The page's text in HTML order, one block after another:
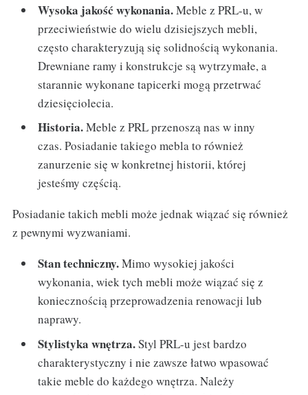
Wysoka jakość wykonania.Meble z PRL-u, w
przeciwieństwie do wielu dzisiejszych mebli,
często charakteryzują się solidnością wykonania.
Drewniane ramy i konstrukcje są wytrzymałe, a
starannie wykonane tapicerki mogą przetrwać
dziesięciolecia.
Historia.Meble z PRL przenoszą nas w inny
czas. Posiadanie takiego mebla to również
zanurzenie się w konkretnej historii, której
jesteśmy częścią.
Posiadanie takich mebli może jednak wiązać się również
z pewnymi wyzwaniami.
Stan techniczny.Mimo wysokiej jakości
wykonania, wiek tych mebli może wiązać się z
koniecznością przeprowadzenia renowacji lub
naprawy.
Stylistyka wnętrza.Styl PRL-u jest bardzo
charakterystyczny i nie zawsze łatwo wpasować
takie meble do każdego wnętrza. Należy